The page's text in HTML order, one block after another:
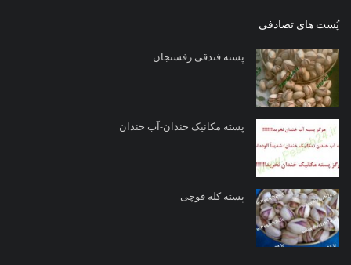
پُست های تصادفی
پسته فندقی رفسنجان
پسته مکانیک خندان-آب خندان
پسته کله قوچی